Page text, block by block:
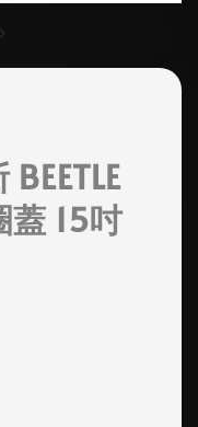
蓋 15吋